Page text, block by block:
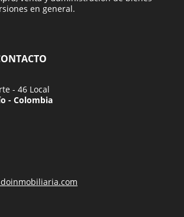
en general.
- 46 Local
- Colombia